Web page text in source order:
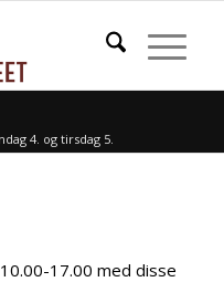
4. og tirsdag 5.
17.00 med disse